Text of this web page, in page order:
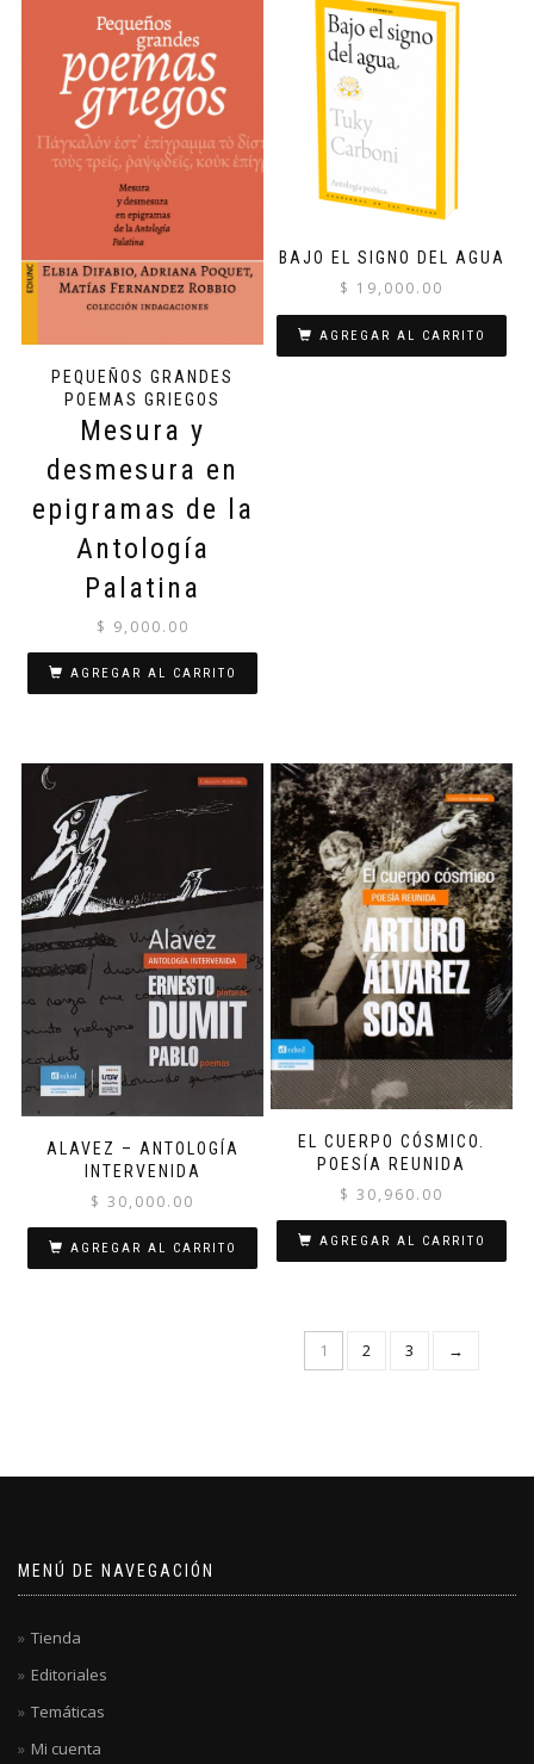
PEQUEÑOS GRANDES
POEMAS GRIEGOS
Mesura y
desmesura en
epigramas de la
Antología
Palatina
$ 9,000.00
AGREGAR AL CARRITO
BAJO EL SIGNO DEL AGUA
$ 19,000.00
AGREGAR AL CARRITO
ALAVEZ – ANTOLOGÍA
INTERVENIDA
$ 30,000.00
AGREGAR AL CARRITO
EL CUERPO CÓSMICO.
POESÍA REUNIDA
$ 30,960.00
AGREGAR AL CARRITO
1 2 3 →
MENÚ DE NAVEGACIÓN
Tienda
Editoriales
Temáticas
Mi cuenta